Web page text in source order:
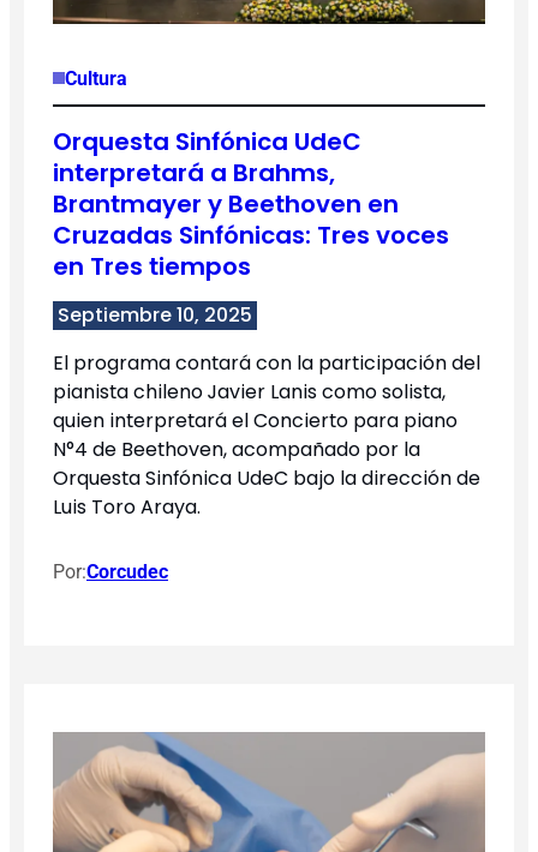
Cultura
Orquesta Sinfónica UdeC
interpretará a Brahms,
Brantmayer y Beethoven en
Cruzadas Sinfónicas: Tres voces
en Tres tiempos
Septiembre 10, 2025
El programa contará con la participación del
pianista chileno Javier Lanis como solista,
quien interpretará el Concierto para piano
N°4 de Beethoven, acompañado por la
Orquesta Sinfónica UdeC bajo la dirección de
Luis Toro Araya.
Por:Corcudec